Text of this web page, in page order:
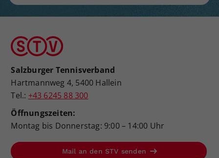
Salzburger Tennisverband
Hartmannweg 4, 5400 Hallein
Tel.: +43 6245 88 300
Öffnungszeiten:
Montag bis Donnerstag: 9:00 – 14:00 Uhr
Mail an den STV senden